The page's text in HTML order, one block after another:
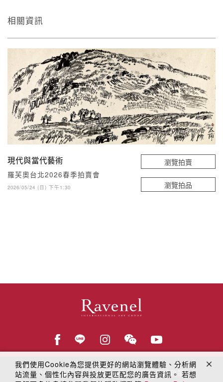
相關資訊
現代與當代藝術
羅芙奧台北2026春季拍賣會
2026/05/24 (日) 下午1:30
瀏覽拍賣
瀏覽拍品
© 2018羅芙奧藝術集團 線上隱私權保護政策
我們使用Cookie為您提供更好的網站瀏覽體驗、分析網
站流量、個性化內容與投放更匹配您的廣告資訊。 若想